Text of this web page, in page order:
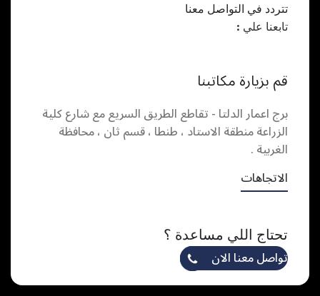
تتردد في التواصل معنا
تابعنا علي :
قم بزيارة مكاتبنا
برج اعمار الدلتا - تقاطع الطريق السريع مع شارع كلية
الزراعة منطقة الاستاد ، طنطا ، قسم ثان ، محافظة
الغربية .
الاتجاهات
تحتاج اللي مساعدة ؟
تواصل معنا الان